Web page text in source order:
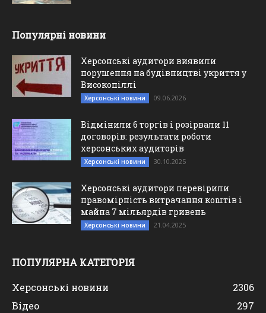
Популярні новини
Херсонські аудитори виявили
порушення на будівництві укриття у
Високопіллі
Херсонські новини 09.06.2026
Відмінили 6 торгів і розірвали 11
договорів: результати роботи
херсонських аудиторів
Херсонські новини 30.10.2025
Херсонські аудитори перевірили
правомірність витрачання коштів і
майна 7 мільярдів гривень
Херсонські новини 21.04.2025
ПОПУЛЯРНА КАТЕГОРІЯ
Херсонські новини
2306
Відео
297